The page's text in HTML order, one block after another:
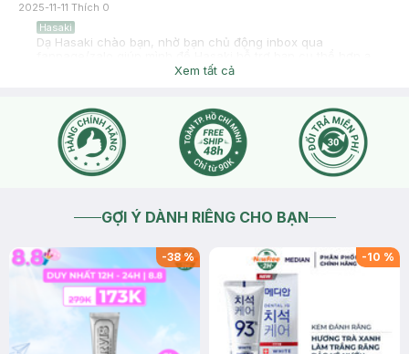
2025-11-11 Thích 0
Hasaki
Dạ Hasaki chào bạn, nhờ bạn chủ động inbox qua
Xem tất cả
GỢI Ý DÀNH RIÊNG CHO BẠN
-38% -10 %